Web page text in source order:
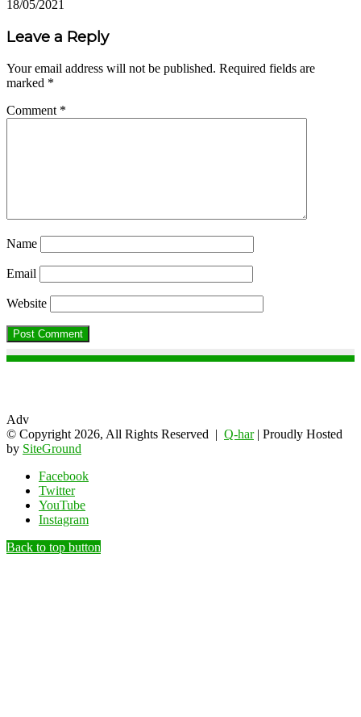
18/05/2021
Leave a Reply
Your email address will not be published. Required fields are
marked *
Comment *
Name
Email
Website
Adv
© Copyright 2026, All Rights Reserved | Q-har| Proudly Hosted
by SiteGround
Facebook
Twitter
YouTube
Instagram
Back to top button